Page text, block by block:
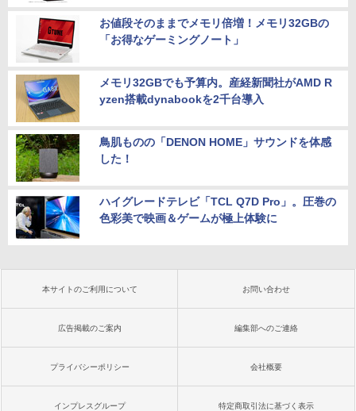
お値段そのままでメモリ倍増！メモリ32GBの
「お得なゲーミングノート」
メモリ32GBでも予算内。産経新聞社がAMD R
yzen搭載dynabookを2千台導入
鳥肌ものの「DENON HOME」サウンドを体感
した！
ハイグレードテレビ「TCL Q7D Pro」。圧巻の
色彩美で映画＆ゲームが極上体験に
本サイトのご利用について お問い合わせ
広告掲載のご案内 編集部へのご連絡
プライバシーポリシー 会社概要
インプレスグループ 特定商取引法に基づく表示